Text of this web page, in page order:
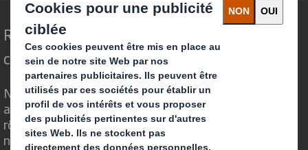
Repenser l’emballage pour un monde qui
change
Nous faisons la différence parce que nous
avons su voir en quoi l'emballage avait un
rôle important à jouer dans le monde qui
nous entoure.